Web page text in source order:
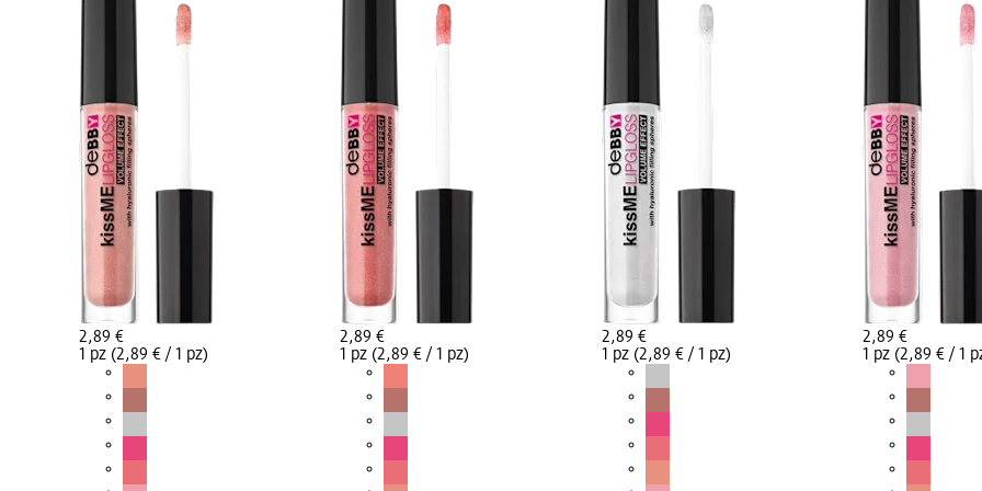
2,89 €
1 pz (2,89 € / 1 pz)
2,89 €
1 pz (2,89 € / 1 pz)
2,89 €
1 pz (2,89 € / 1 pz)
2,89 €
1 pz (2,89 € / 1